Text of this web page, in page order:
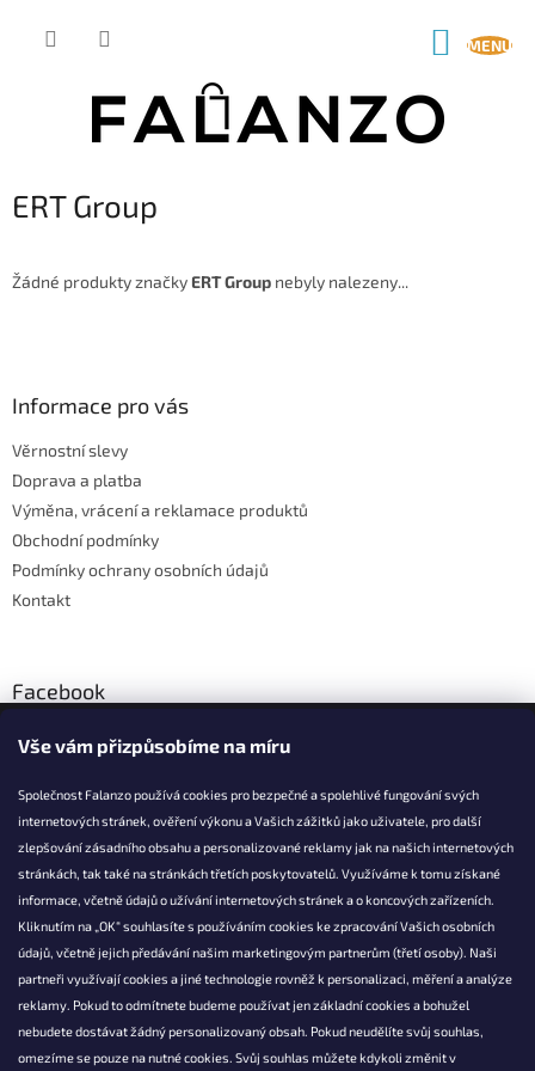
Vše vám přizpůsobíme na míru
Společnost Falanzo používá cookies pro bezpečné a spolehlivé fungování svých
internetových stránek, ověření výkonu a Vašich zážitků jako uživatele, pro další
zlepšování zásadního obsahu a personalizované reklamy jak na našich internetových
stránkách, tak také na stránkách třetích poskytovatelů. Využíváme k tomu získané
informace, včetně údajů o užívání internetových stránek a o koncových zařízeních.
Kliknutím na „OK“ souhlasíte s používáním cookies ke zpracování Vašich osobních
údajů, včetně jejich předávání našim marketingovým partnerům (třetí osoby). Naši
partneři využívají cookies a jiné technologie rovněž k personalizaci, měření a analýze
reklamy. Pokud to odmítnete budeme používat jen základní cookies a bohužel
nebudete dostávat žádný personalizovaný obsah. Pokud neudělíte svůj souhlas,
omezíme se pouze na nutné cookies. Svůj souhlas můžete kdykoli změnit v
ERT Group
Žádné produkty značky ERT Group nebyly nalezeny...
Informace pro vás
Věrnostní slevy
Doprava a platba
Výměna, vrácení a reklamace produktů
Obchodní podmínky
Podmínky ochrany osobních údajů
Kontakt
Facebook
KONTAKT
info@falanzo.cz
Falanzo.cz
FalanzoCZ